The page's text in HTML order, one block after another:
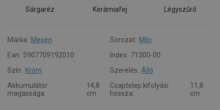
Sárgaréz Kerámiafej Légyszűrő
Márka: Mexen Sorozat: Milo
Ean: 5907709192010 Index: 71300-00
Szín: Króm Szerelés: Álló
Akkumulátor
magassága:
14,8
cm
Csaptelep kifolyási
hossza:
11,8
cm